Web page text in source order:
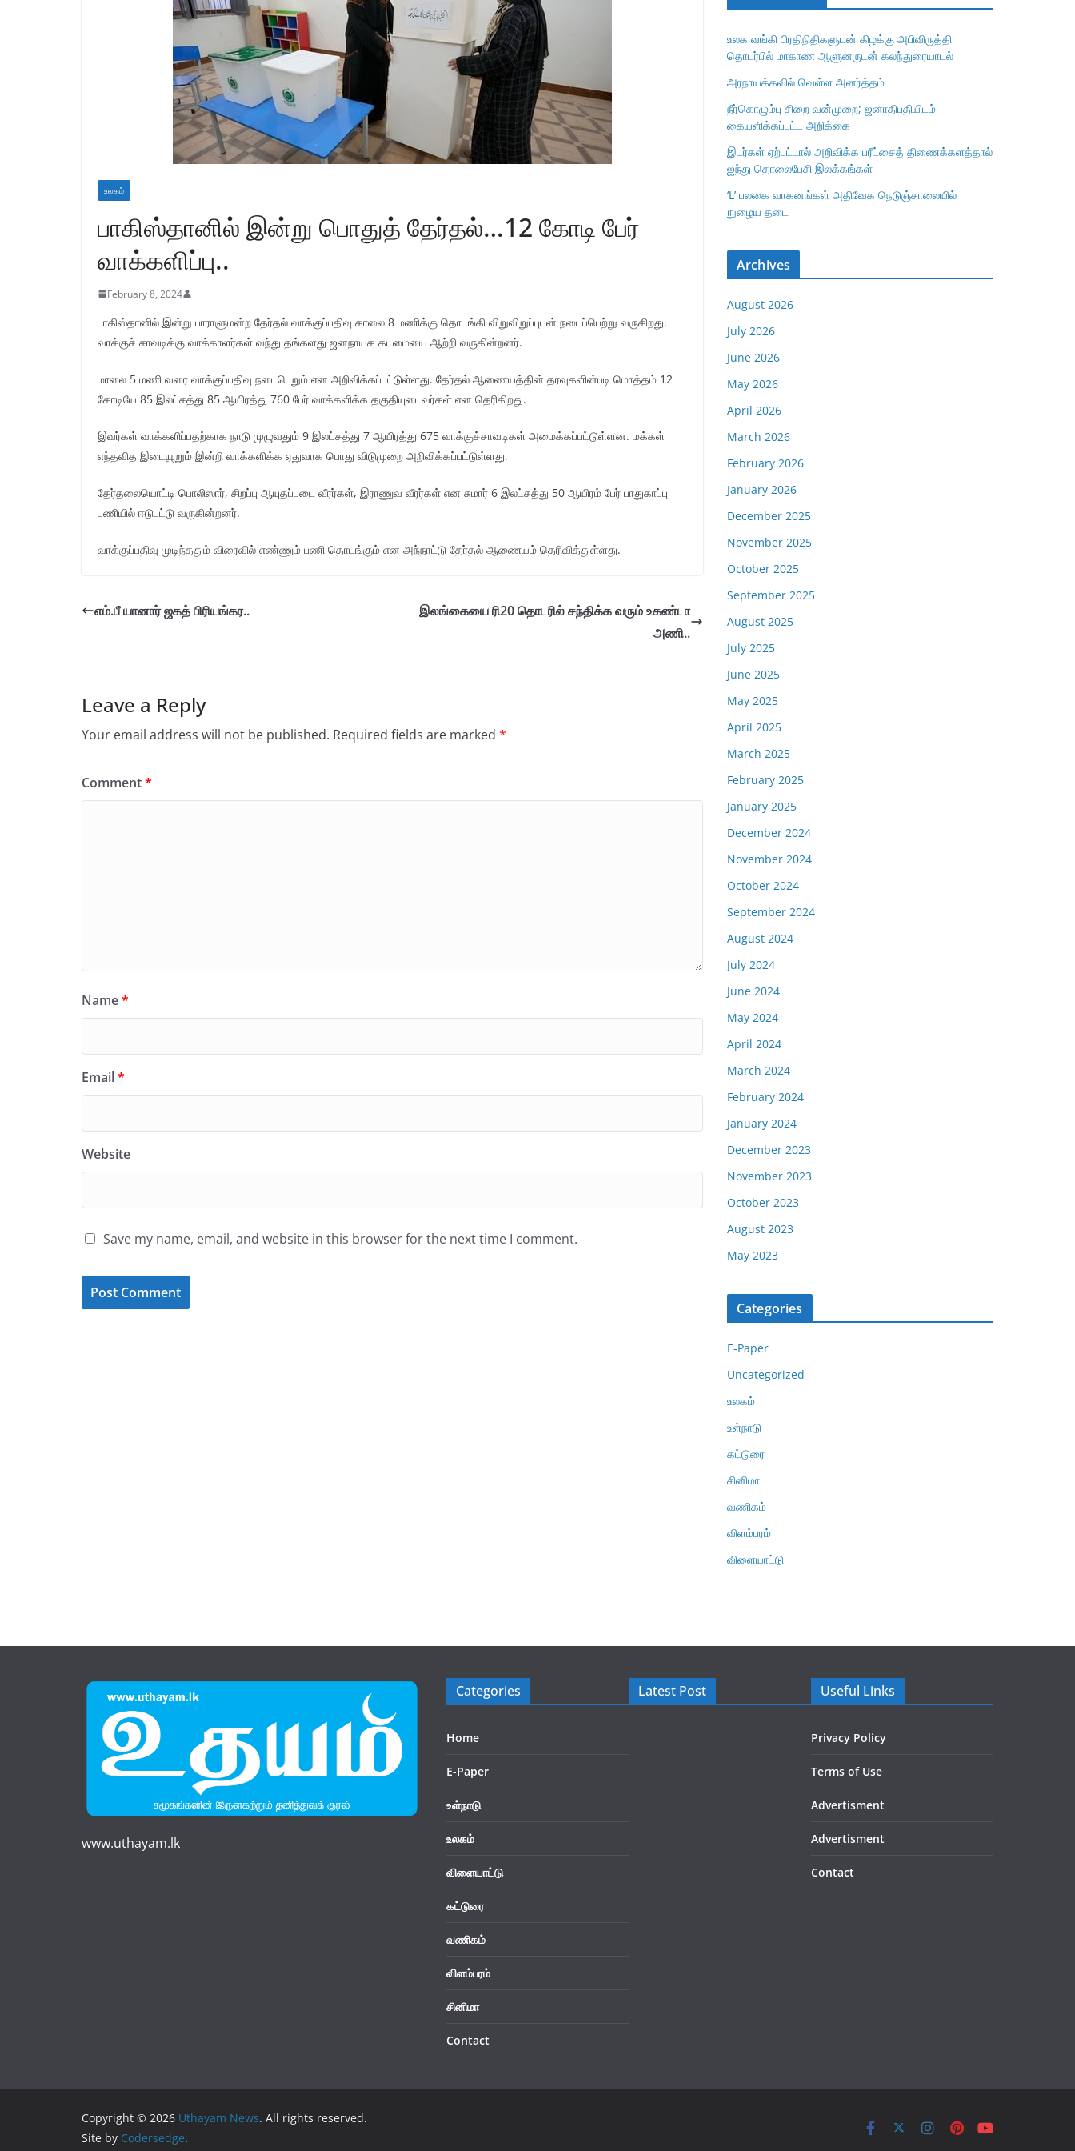
உலகம்
பாகிஸ்தானில் இன்று பொதுத் தேர்தல்…12 கோடி பேர்
வாக்களிப்பு..
February 8, 2024
பாகிஸ்தானில் இன்று பாராளுமன்ற தேர்தல் வாக்குப்பதிவு காலை 8 மணிக்கு தொடங்கி விறுவிறுப்புடன் நடைப்பெற்று வருகிறது.
வாக்குச் சாவடிக்கு வாக்காளர்கள் வந்து தங்களது ஜனநாயக கடமையை ஆற்றி வருகின்றனர்.
மாலை 5 மணி வரை வாக்குப்பதிவு நடைபெறும் என அறிவிக்கப்பட்டுள்ளது. தேர்தல் ஆணையத்தின் தரவுகளின்படி மொத்தம் 12
கோடியே 85 இலட்சத்து 85 ஆயிரத்து 760 பேர் வாக்களிக்க தகுதியுடைவர்கள் என தெரிகிறது.
இவர்கள் வாக்களிப்பதற்காக நாடு முழுவதும் 9 இலட்சத்து 7 ஆயிரத்து 675 வாக்குச்சாவடிகள் அமைக்கப்பட்டுள்ளன. மக்கள்
எந்தவித இடையூறும் இன்றி வாக்களிக்க ஏதுவாக பொது விடுமுறை அறிவிக்கப்பட்டுள்ளது.
தேர்தலையொட்டி பொலிஸார், சிறப்பு ஆயுதப்படை வீரர்கள், இராணுவ வீரர்கள் என சுமார் 6 இலட்சத்து 50 ஆயிரம் பேர் பாதுகாப்பு
பணியில் ஈடுபட்டு வருகின்றனர்.
வாக்குப்பதிவு முடிந்ததும் விரைவில் எண்ணும் பணி தொடங்கும் என அந்நாட்டு தேர்தல் ஆணையம் தெரிவித்துள்ளது.
எம்.பீ யானார் ஜகத் பிரியங்கர..
இலங்கையை ரி20 தொடரில் சந்திக்க வரும் உகண்டா
அணி..
Leave a Reply
Your email address will not be published. Required fields are marked *
Comment*
Name*
Email*
Website
Save my name, email, and website in this browser for the next time I comment.
உலக வங்கி பிரதிநிதிகளுடன் கிழக்கு அபிவிருத்தி
தொடர்பில் மாகாண ஆளுனருடன் கலந்துரையாடல்
அரநாயக்கவில் வெள்ள அனர்த்தம்
நீர்கொழும்பு சிறை வன்முறை; ஜனாதிபதியிடம்
கையளிக்கப்பட்ட அறிக்கை
இடர்கள் ஏற்பட்டால் அறிவிக்க பரீட்சைத் திணைக்களத்தால்
ஐந்து தொலைபேசி இலக்கங்கள்
‘L’ பலகை வாகனங்கள் அதிவேக நெடுஞ்சாலையில்
நுழைய தடை
Archives
August 2026
July 2026
June 2026
May 2026
April 2026
March 2026
February 2026
January 2026
December 2025
November 2025
October 2025
September 2025
August 2025
July 2025
June 2025
May 2025
April 2025
March 2025
February 2025
January 2025
December 2024
November 2024
October 2024
September 2024
August 2024
July 2024
June 2024
May 2024
April 2024
March 2024
February 2024
January 2024
December 2023
November 2023
October 2023
August 2023
May 2023
Categories
E-Paper
Uncategorized
உலகம்
உள்நாடு
கட்டுரை
சினிமா
வணிகம்
விளம்பரம்
விளையாட்டு
www.uthayam.lk
Categories
Home
E-Paper
உள்நாடு
உலகம்
விளையாட்டு
கட்டுரை
வணிகம்
விளம்பரம்
சினிமா
Contact
Latest Post Useful Links
Privacy Policy
Terms of Use
Advertisment
Advertisment
Contact
Copyright © 2026 Uthayam News. All rights reserved.
Site by Codersedge.